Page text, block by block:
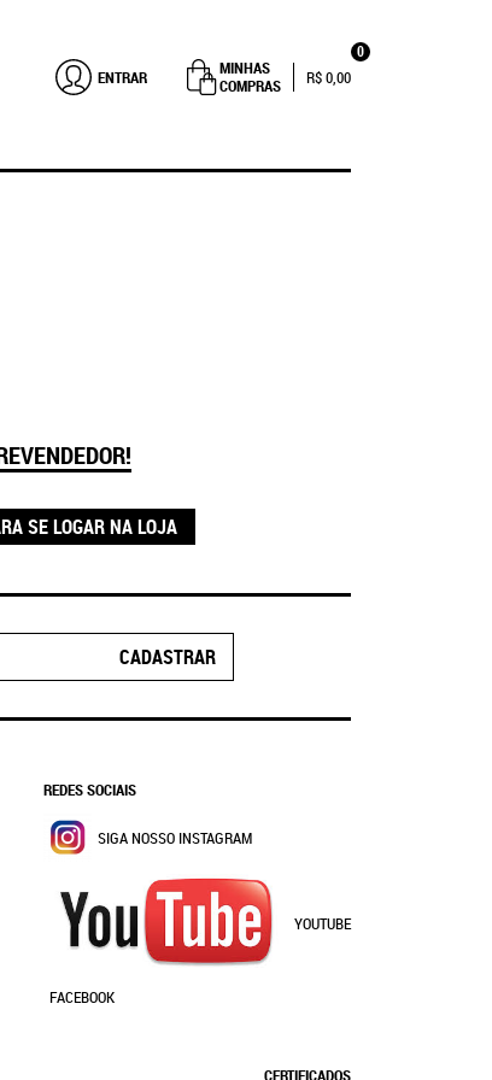
ENTRAR
MINHAS
COMPRAS
0
R$ 0,00
SE LOGAR NA LOJA
CADASTRAR
REDES SOCIAIS
SIGA NOSSO INSTAGRAM
YOUTUBE
FACEBOOK
CERTIFICADOS